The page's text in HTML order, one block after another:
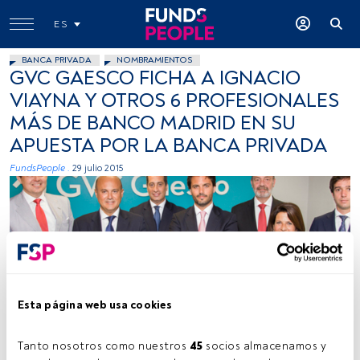
Esta página web usa cookies
Tanto nosotros como nuestros 45 socios almacenamos y
ES
BANCA PRIVADA NOMBRAMIENTOS
GVC GAESCO FICHA A IGNACIO
VIAYNA Y OTROS 6 PROFESIONALES
MÁS DE BANCO MADRID EN SU
APUESTA POR LA BANCA PRIVADA
FundsPeople . 29 julio 2015
Cedida